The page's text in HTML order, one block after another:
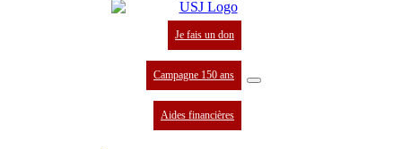
Je fais un don
Campagne 150 ans
Aides financières